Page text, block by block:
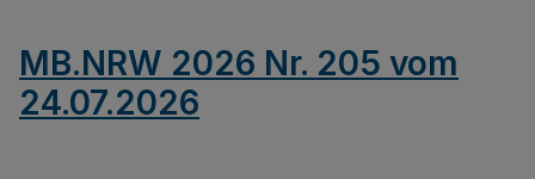
MB.NRW 2026 Nr. 205 vom
24.07.2026